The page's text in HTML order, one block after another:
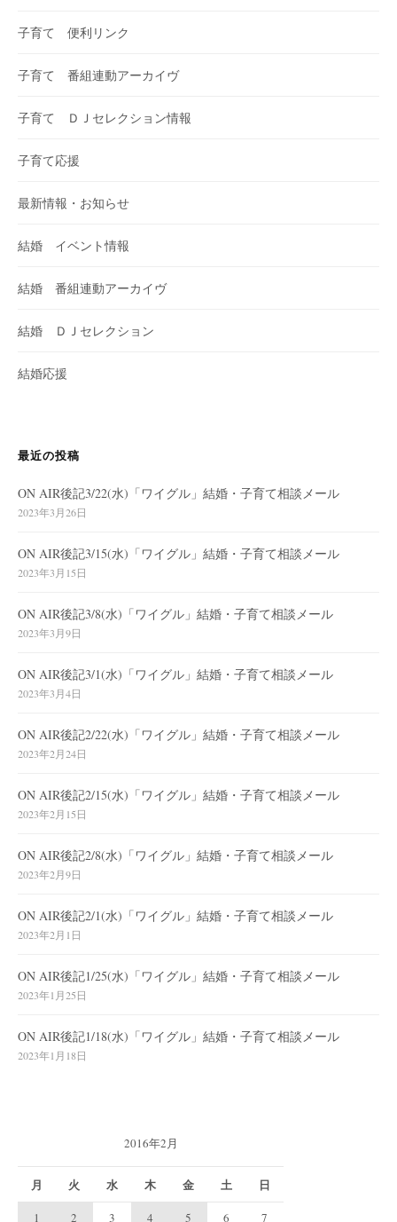
子育て 便利リンク
子育て 番組連動アーカイヴ
子育て ＤＪセレクション情報
子育て応援
最新情報・お知らせ
結婚 イベント情報
結婚 番組連動アーカイヴ
結婚 ＤＪセレクション
結婚応援
最近の投稿
ON AIR後記3/22(水)「ワイグル」結婚・子育て相談メール
2023年3月26日
ON AIR後記3/15(水)「ワイグル」結婚・子育て相談メール
2023年3月15日
ON AIR後記3/8(水)「ワイグル」結婚・子育て相談メール
2023年3月9日
ON AIR後記3/1(水)「ワイグル」結婚・子育て相談メール
2023年3月4日
ON AIR後記2/22(水)「ワイグル」結婚・子育て相談メール
2023年2月24日
ON AIR後記2/15(水)「ワイグル」結婚・子育て相談メール
2023年2月15日
ON AIR後記2/8(水)「ワイグル」結婚・子育て相談メール
2023年2月9日
ON AIR後記2/1(水)「ワイグル」結婚・子育て相談メール
2023年2月1日
ON AIR後記1/25(水)「ワイグル」結婚・子育て相談メール
2023年1月25日
ON AIR後記1/18(水)「ワイグル」結婚・子育て相談メール
2023年1月18日
2016年2月
月 火 水 木 金 土 日
1 2 3 4 5 6
7